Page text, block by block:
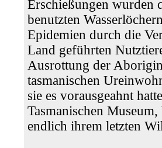
Erschießungen wurden
benutzten
Epidemien durch die
Land geführten
Ausrottung der
tasmanischen
sie es vorausgeahnt
Tasmanischen
endlich ihrem letzten